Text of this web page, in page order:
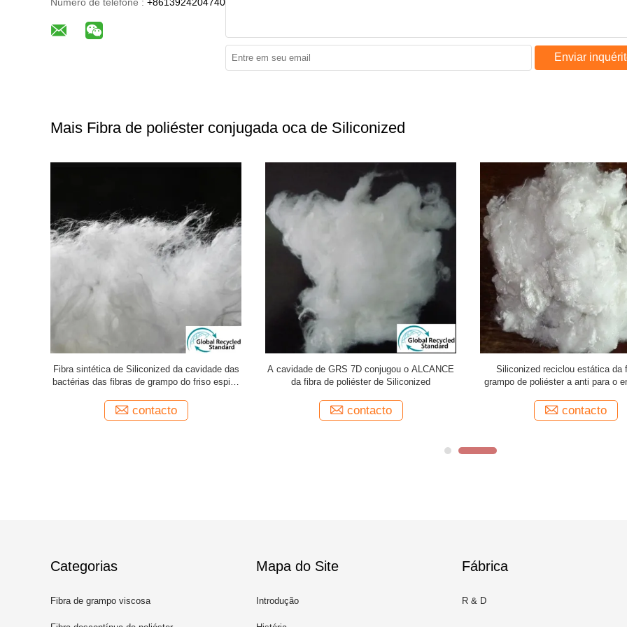
Enviar
Mais Fibra de poliéster conjugada oca de Siliconized
Fibra sintética de Siliconized da cavidade das
bactérias das fibras de grampo do friso espiral
contacto
A cavidade de GRS 7D conjugou o ALCANCE
da fibra de poliéster de Siliconized
contacto
Siliconized reciclou estática da
grampo de poliéster a anti para o
contacto
Categorias
Fibra de grampo viscosa
Mapa do Site
Introdução
Fábrica
R & D